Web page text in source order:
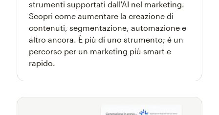
strumenti supportati dall'AI nel marketing.
Scopri come aumentare la creazione di
contenuti, segmentazione, automazione e
altro ancora. È più di uno strumento; è un
percorso per un marketing più smart e
rapido.